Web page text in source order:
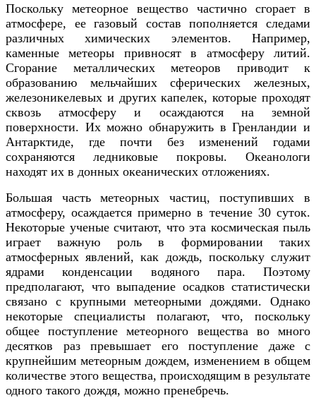
Поскольку метеорное вещество частично сгорает в
атмосфере, ее газовый состав пополняется следами
различных химических элементов. Например,
каменные метеоры привносят в атмосферу литий.
Сгорание металлических метеоров приводит к
образованию мельчайших сферических железных,
железоникелевых и других капелек, которые проходят
сквозь атмосферу и осаждаются на земной
поверхности. Их можно обнаружить в Гренландии и
Антарктиде, где почти без изменений годами
сохраняются ледниковые покровы. Океанологи
находят их в донных океанических отложениях.
Большая часть метеорных частиц, поступивших в
атмосферу, осаждается примерно в течение 30 суток.
Некоторые ученые считают, что эта космическая пыль
играет важную роль в формировании таких
атмосферных явлений, как дождь, поскольку служит
ядрами конденсации водяного пара. Поэтому
предполагают, что выпадение осадков статистически
связано с крупными метеорными дождями. Однако
некоторые специалисты полагают, что, поскольку
общее поступление метеорного вещества во много
десятков раз превышает его поступление даже с
крупнейшим метеорным дождем, изменением в общем
количестве этого вещества, происходящим в результате
одного такого дождя, можно пренебречь.